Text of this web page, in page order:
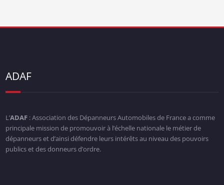
ADAF
L’ADAF: Association des Dépanneurs Automobiles de France a comme
principale mission de promouvoir à l’échelle nationale le métier de
dépanneurs et d’ainsi défendre leurs intérêts au niveau des pouvoirs
publics et des donneurs d’ordre.